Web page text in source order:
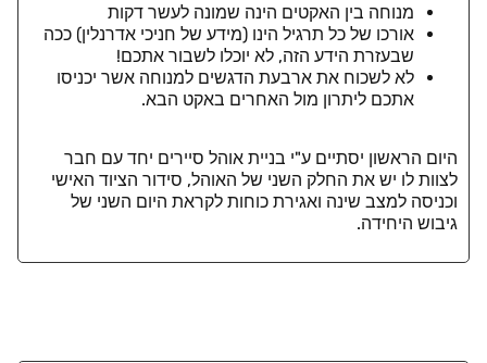
מנוחה בין האקטים הינה שמונה לעשר דקות
אורכו של כל תרגיל הינו (מידע של חניכי אדרנלין) ככה
שבעזרת הידע הזה, לא יוכלו לשבור אתכם!
לא לשכוח את ארבעת הדגשים למנוחה אשר יכניסו
אתכם ליתרון מול האחרים באקט הבא.
היום הראשון יסתיים ע"י בניית אוהל סיירים יחד עם חבר
לצוות לו יש את החלק השני של האוהל, סידור הציוד האישי
וכניסה למצב שינה ואגירת כוחות לקראת היום השני של
גיבוש היחידה.